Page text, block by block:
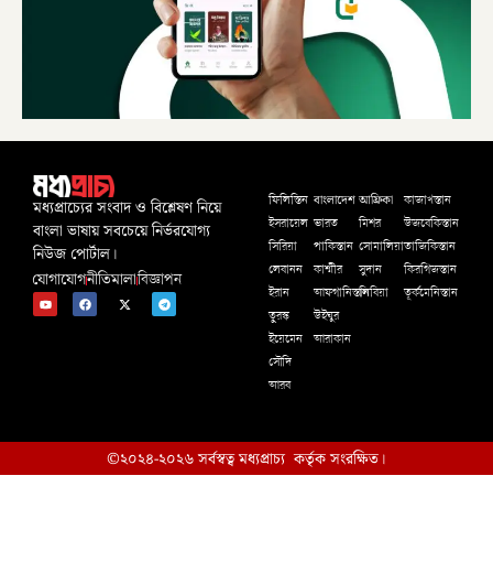
মধ্যপ্রাচ্যের সংবাদ ও বিশ্লেষণ নিয়ে
বাংলা ভাষায় সবচেয়ে নির্ভরযোগ্য
নিউজ পোর্টাল।
যোগাযোগনীতিমালাবিজ্ঞাপন
ফিলিস্তিন
ইসরায়েল
সিরিয়া
লেবানন
ইরান
তুরস্ক
ইয়েমেন
সৌদি
আরব
বাংলাদেশ
ভারত
পাকিস্তান
কাশ্মীর
আফগানিস্তান
উইঘুর
আরাকান
আফ্রিকা
মিশর
সোমালিয়া
সুদান
লিবিয়া
কাজাখস্তান
উজবেকিস্তান
তাজিকিস্তান
কিরগিজস্তান
তূর্কমেনিস্তান
©২০২৪-২০২৬ সর্বস্বত্ব মধ্যপ্রাচ্য কর্তৃক সংরক্ষিত।